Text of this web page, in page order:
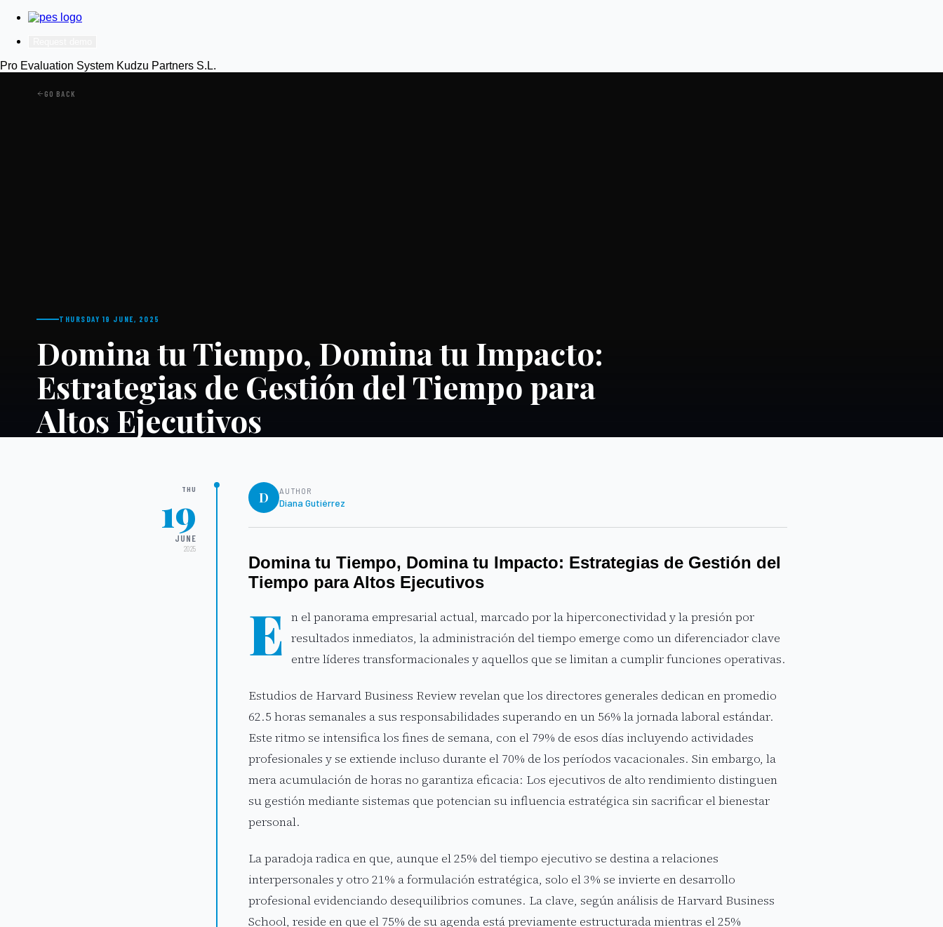
Pro Evaluation System Kudzu Partners S.L.
GO BACK
THURSDAY 19 JUNE, 2025
Domina tu Tiempo, Domina tu Impacto:
Estrategias de Gestión del Tiempo para
Altos Ejecutivos
THU
19
JUNE
2025
D AUTHOR
Diana Gutiérrez
Domina tu Tiempo, Domina tu Impacto: Estrategias de Gestión del
Tiempo para Altos Ejecutivos
E n el panorama empresarial actual, marcado por la hiperconectividad y la presión por
resultados inmediatos, la administración del tiempo emerge como un diferenciador clave
entre líderes transformacionales y aquellos que se limitan a cumplir funciones operativas.
Estudios de Harvard Business Review revelan que los directores generales dedican en promedio
62.5 horas semanales a sus responsabilidades superando en un 56% la jornada laboral estándar.
Este ritmo se intensifica los fines de semana, con el 79% de esos días incluyendo actividades
profesionales y se extiende incluso durante el 70% de los períodos vacacionales. Sin embargo, la
mera acumulación de horas no garantiza eficacia: Los ejecutivos de alto rendimiento distinguen
su gestión mediante sistemas que potencian su influencia estratégica sin sacrificar el bienestar
personal.
La paradoja radica en que, aunque el 25% del tiempo ejecutivo se destina a relaciones
interpersonales y otro 21% a formulación estratégica, solo el 3% se invierte en desarrollo
profesional evidenciando desequilibrios comunes. La clave, según análisis de Harvard Business
School, reside en que el 75% de su agenda está previamente estructurada mientras el 25%